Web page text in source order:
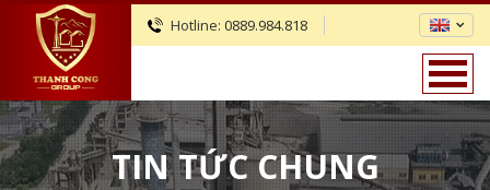
Hotline: 0889.984.818
TIN TỨC CHUNG